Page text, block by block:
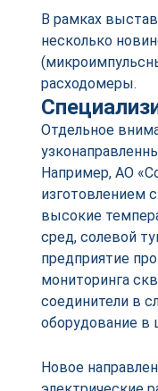
В рамках
несколько
расходомеры.
Отдельное
Например, АО
изготовлением
высокие
сред, солевой
предприятие
мониторинга
соединители в
оборудование в
Новое